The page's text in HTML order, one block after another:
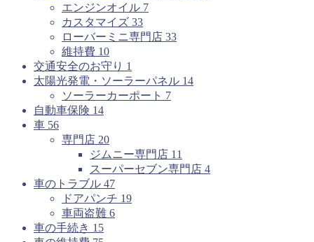
エンジンオイル 7
カスタマイズ 33
ローバーミニ専門店 33
維持費 10
交通安全のお守り 1
太陽光発電・ソーラーパネル 14
ソーラーカーポート 7
自動車保険 14
車 56
専門店 20
ジムニー専門店 11
スーパーセブン専門店 4
車のトラブル 47
ドアパンチ 19
車両盗難 6
車の手続き 15